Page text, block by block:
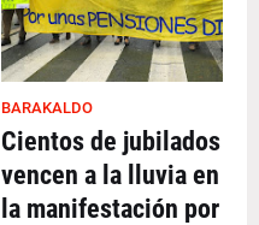
BARAKALDO
Cientos de jubilados
vencen a la lluvia en
la manifestación por